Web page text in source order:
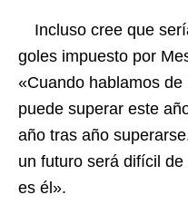
Incluso cree que
goles impuesto por
«Cuando hablamos
puede superar este
año tras año
un futuro será difícil
es él».